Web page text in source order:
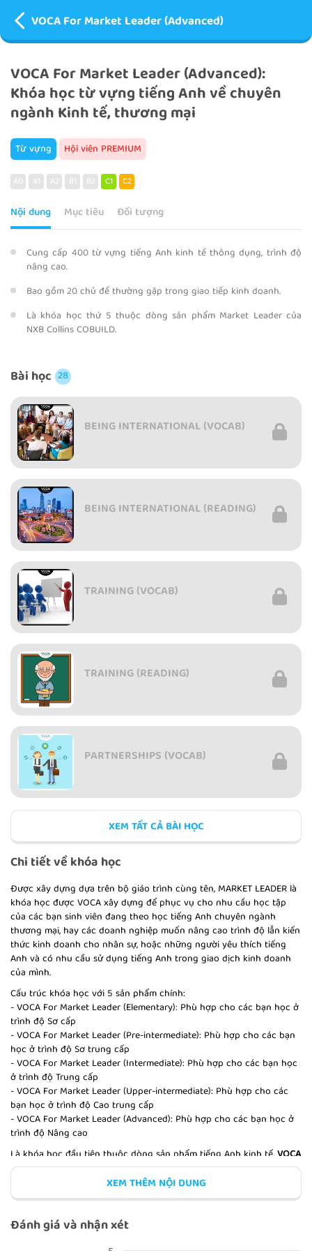
VOCA For Market Leader (Advanced)
VOCA For Market Leader (Advanced):
Khóa học từ vựng tiếng Anh về chuyên
ngành Kinh tế, thương mại
Từ vựng Hội viên PREMIUM
A0 A1 A2 B1 B2 C1 C2
Nội dung Mục tiêu Đối tượng
Cung cấp 400 từ vựng tiếng Anh kinh tế thông dụng, trình độ
nâng cao.
Bao gồm 20 chủ đề thường gặp trong giao tiếp kinh doanh.
Là khóa học thứ 5 thuộc dòng sản phẩm Market Leader của
NXB Collins COBUILD.
Bài học 28
BEING INTERNATIONAL (VOCAB)
BEING INTERNATIONAL (READING)
TRAINING (VOCAB)
TRAINING (READING)
PARTNERSHIPS (VOCAB)
PARTNERSHIPS (READING)
ENERGY (VOCAB)
BÀI KIỂM TRA TUẦN 1
ENERGY (READING)
EMPLOYMENT TRENDS (VOCAB)
XEM TẤT CẢ BÀI HỌC
Chi tiết về khóa học
Được xây dựng dựa trên bộ giáo trình cùng tên, MARKET LEADER là
khóa học được VOCA xây dựng để phục vụ cho nhu cầu học tập
của các bạn sinh viên đang theo học tiếng Anh chuyên ngành
thương mại, hay các doanh nghiệp muốn nâng cao trình độ lẫn kiến
thức kinh doanh cho nhân sự, hoặc những người yêu thích tiếng
Anh và có nhu cầu sử dụng tiếng Anh trong giao dịch kinh doanh
của mình.
Cấu trúc khóa học với 5 sản phẩm chính:
- VOCA For Market Leader (Elementary): Phù hợp cho các bạn học ở
trình độ Sơ cấp
- VOCA For Market Leader (Pre-intermediate): Phù hợp cho các bạn
học ở trình độ Sơ trung cấp
- VOCA For Market Leader (Intermediate): Phù hợp cho các bạn học
ở trình độ Trung cấp
- VOCA For Market Leader (Upper-intermediate): Phù hợp cho các
bạn học ở trình độ Cao trung cấp
- VOCA For Market Leader (Advanced): Phù hợp cho các bạn học ở
trình độ Nâng cao
Là khóa học đầu tiên thuộc dòng sản phẩm tiếng Anh kinh tế,VOCA
For Market Leader (Advanced)là bộ từ vựng cuối cùng thuộc dòng
5 sản phẩm Market Leader, khóa học sẽ giúp bạn nắm vững gần
400 từ, cụm từ, thuật ngữ quan trọng và thường gặp trong các tình
Những ưu điểm khi học tiếng Anh thương mại với Market Leader:
1/ Giáo trình Market Leader được VOCA lựa chọn để xây dựng khóa
XEM THÊM NỘI DUNG
Đánh giá và nhận xét